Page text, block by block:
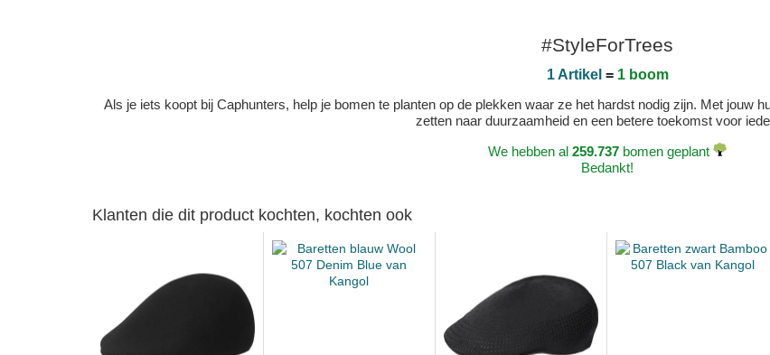
#StyleForTrees
1 Artikel = 1 boom
Als je iets koopt bij Caphunters, help je bomen te planten op de plekken waar ze het hardst nodig zijn. Met jouw
zetten naar duurzaamheid en een betere toekomst voor
We hebben al 259.737 bomen geplant
Bedankt!
Klanten die dit product kochten, kochten ook